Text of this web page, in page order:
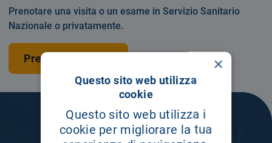
Prenotare una visita o un esame in Servizio Sanitario
Nazionale o privatamente.
Prenota una visita ×
Questo sito web utilizza
cookie
Questo sito web utilizza i
cookie per migliorare la tua